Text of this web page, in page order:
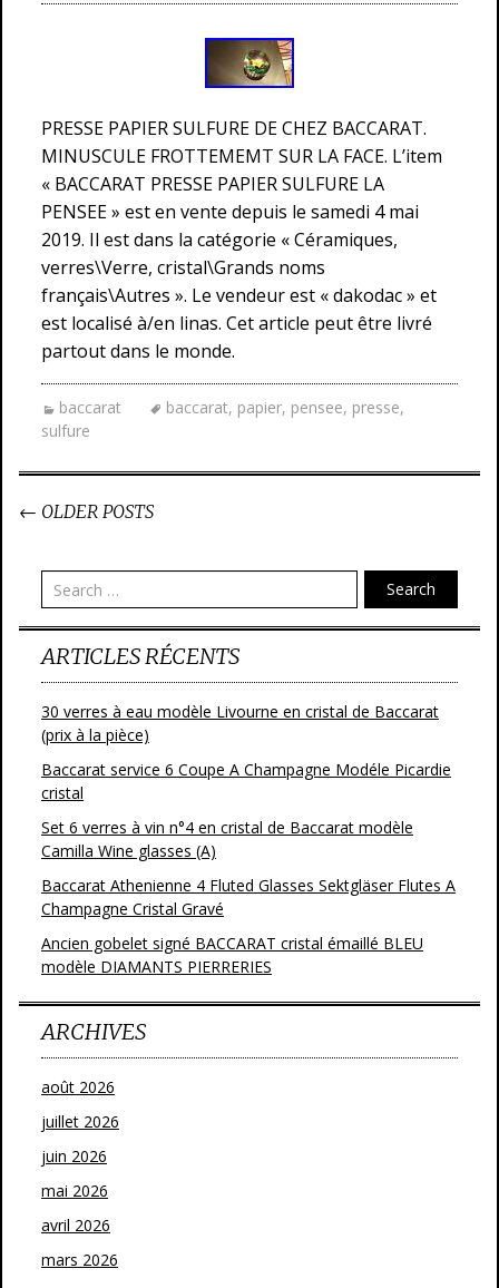
PRESSE PAPIER SULFURE DE CHEZ BACCARAT.
MINUSCULE FROTTEMEMT SUR LA FACE. L’item
« BACCARAT PRESSE PAPIER SULFURE LA
PENSEE » est en vente depuis le samedi 4 mai
2019. Il est dans la catégorie « Céramiques,
verres\Verre, cristal\Grands noms
français\Autres ». Le vendeur est « dakodac » et
est localisé à/en linas. Cet article peut être livré
partout dans le monde.
baccarat baccarat, papier, pensee, presse,
sulfure
← OLDER POSTS
Search
ARTICLES RÉCENTS
30 verres à eau modèle Livourne en cristal de Baccarat
(prix à la pièce)
Baccarat service 6 Coupe A Champagne Modéle Picardie
cristal
Set 6 verres à vin n°4 en cristal de Baccarat modèle
Camilla Wine glasses (A)
Baccarat Athenienne 4 Fluted Glasses Sektgläser Flutes A
Champagne Cristal Gravé
Ancien gobelet signé BACCARAT cristal émaillé BLEU
modèle DIAMANTS PIERRERIES
ARCHIVES
août 2026
juillet 2026
juin 2026
mai 2026
avril 2026
mars 2026